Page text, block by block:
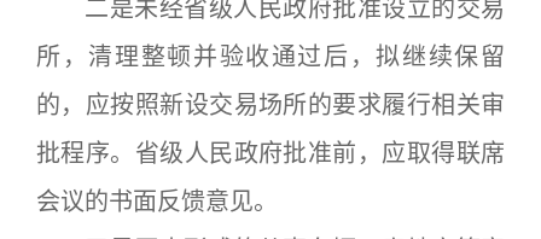
二是未经省级人民政府批准设立的交易
所，清理整顿并验收通过后，拟继续保留
的，应按照新设交易场所的要求履行相关审
批程序。省级人民政府批准前，应取得联席
会议的书面反馈意见。